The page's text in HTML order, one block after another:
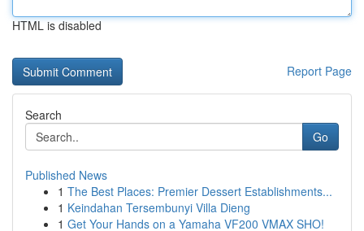
HTML is disabled
Report Page
Search
Go
Published News
1 The Best Places: Premier Dessert Establishments...
1 Keindahan Tersembunyi Villa Dieng
1 Get Your Hands on a Yamaha VF200 VMAX SHO!